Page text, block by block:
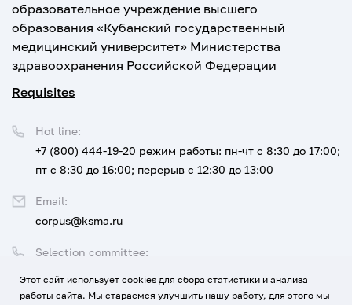
образовательное учреждение высшего
образования «Кубанский государственный
медицинский университет» Министерства
здравоохранения Российской Федерации
Requisites
Selection committee:
Hot line:
+7 (800) 444-19-20 режим работы: пн-чт с 8:30 до 17:00;
пт с 8:30 до 16:00; перерыв с 12:30 до 13:00
Email:
corpus@ksma.ru
Этот сайт использует cookies для сбора статистики и анализа
работы сайта. Мы стараемся улучшить нашу работу, для этого мы